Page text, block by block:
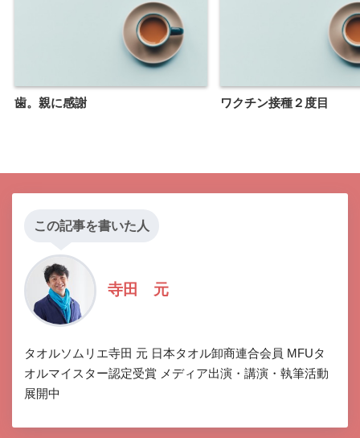
歯。親に感謝 ワクチン接種２度目
この記事を書いた人
寺田 元
タオルソムリエ寺田 元 日本タオル卸商連合会員 MFUタ
オルマイスター認定受賞 メディア出演・講演・執筆活動
展開中